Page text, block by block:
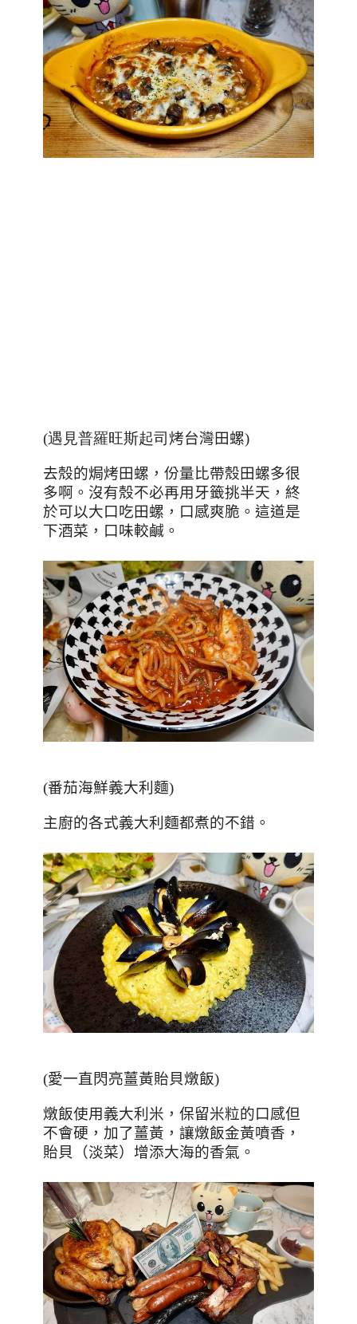
(遇見普羅旺斯起司烤台灣田螺)
去殼的焗烤田螺，份量比帶殼田螺多很
多啊。沒有殼不必再用牙籤挑半天，終
於可以大口吃田螺，口感爽脆。這道是
下酒菜，口味較鹹。
(番茄海鮮義大利麵)
主廚的各式義大利麵都煮的不錯。
(愛一直閃亮薑黃貽貝燉飯)
燉飯使用義大利米，保留米粒的口感但
不會硬，加了薑黃，讓燉飯金黃噴香，
貽貝（淡菜）增添大海的香氣。